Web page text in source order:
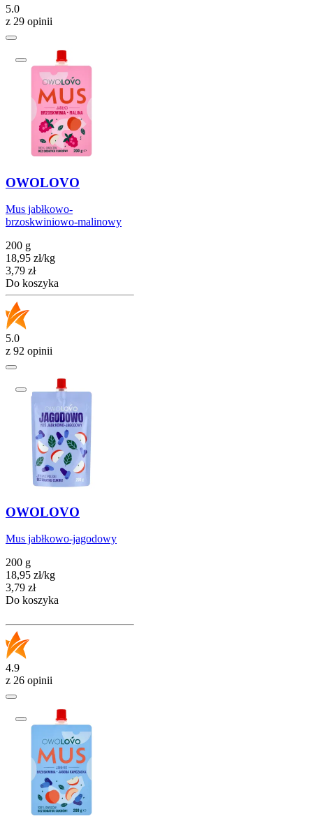
5.0
z 29 opinii
OWOLOVO
Mus jabłkowo-
brzoskwiniowo-malinowy
200 g
18,95 zł/kg
Cena
3,79 zł
Do koszyka
5.0
z 92 opinii
OWOLOVO
Mus jabłkowo-jagodowy
200 g
18,95 zł/kg
Cena
3,79 zł
Do koszyka
4.9
z 26 opinii